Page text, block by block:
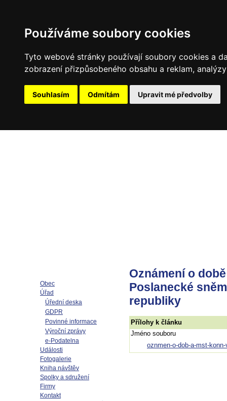
Používáme soubory cookies
Tyto webové stránky používají soubory cookies a
zobrazení přizpůsobeného obsahu a reklam,
Souhlasím Odmítám Upravit mé předvolby
Obec
Úřad
Úřední deska
GDPR
Povinné informace
Výroční zprávy
e-Podatelna
Události
Fotogalerie
Kniha návštěv
Spolky a sdružení
Firmy
Kontakt
Oznámení o
Poslanecké
republiky
Přílohy k článku
Jméno souboru
oznmen-o-dob-a-mst-